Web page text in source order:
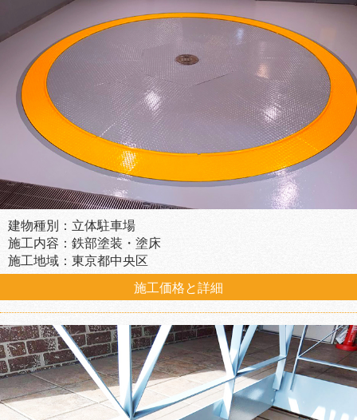
建物種別：立体駐車場
施工内容：鉄部塗装・塗床
施工地域：東京都中央区
施工価格と詳細